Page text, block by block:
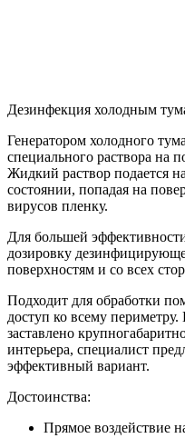
Дезинфекция холодным
Генератором холодного
специального раствора на
Жидкий раствор подается
состоянии, попадая на
вирусов пленку.
Для большей
дозировку
поверхностям и со всех
Подходит для обработки
доступ ко всему
заставлено
интерьера, специалист
эффективный вариант.
Достоинства:
Прямое воздействие